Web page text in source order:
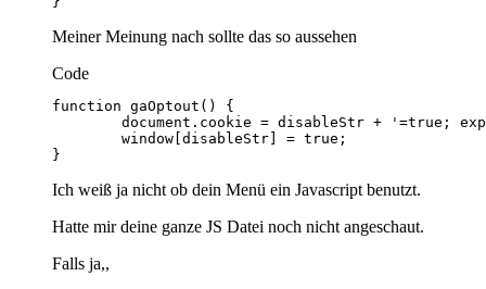
Meiner Meinung nach sollte das so aussehen
Code
}
Ich weiß ja nicht ob dein Menü ein Javascript benutzt.
Hatte mir deine ganze JS Datei noch nicht angeschaut.
Falls ja,,